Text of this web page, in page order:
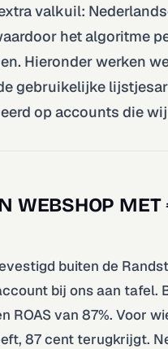
valkuil:
het algoritme
Hieronder werken
gebruikelijke
op accounts die
WEBSHOP
buiten de
bij ons aan tafel.
ROAS van 87%. Voor
87 cent terugkrijgt.